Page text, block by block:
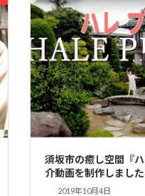
須坂市の癒し空間『
介動画を制作しまし
2019年10月4日